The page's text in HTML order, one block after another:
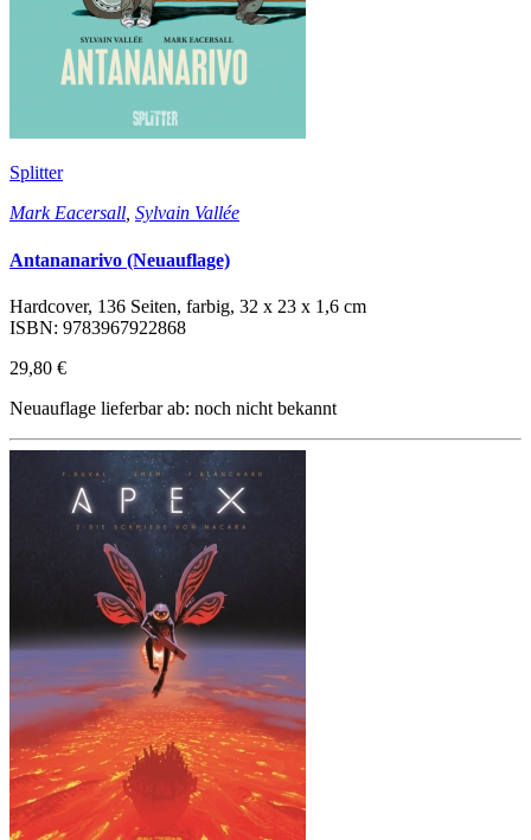
Splitter
Mark Eacersall Sylvain Vallée
Antananarivo (Neuauflage)
Hardcover, 136 Seiten, farbig, 32 x 23 x 1,6 cm
ISBN: 9783967922868
29,80 €
Neuauflage lieferbar ab: noch nicht bekannt